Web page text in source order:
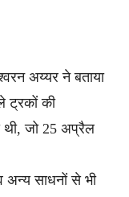
अय्यर ने बताया
ट्रकों की
थी, जो 25 अप्रैल
अन्य साधनों से भी